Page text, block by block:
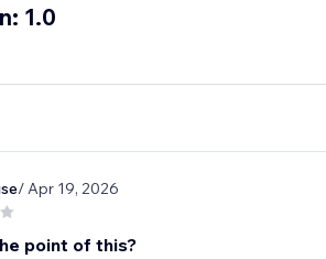
1.0
/ Apr 19, 2026
point of this?